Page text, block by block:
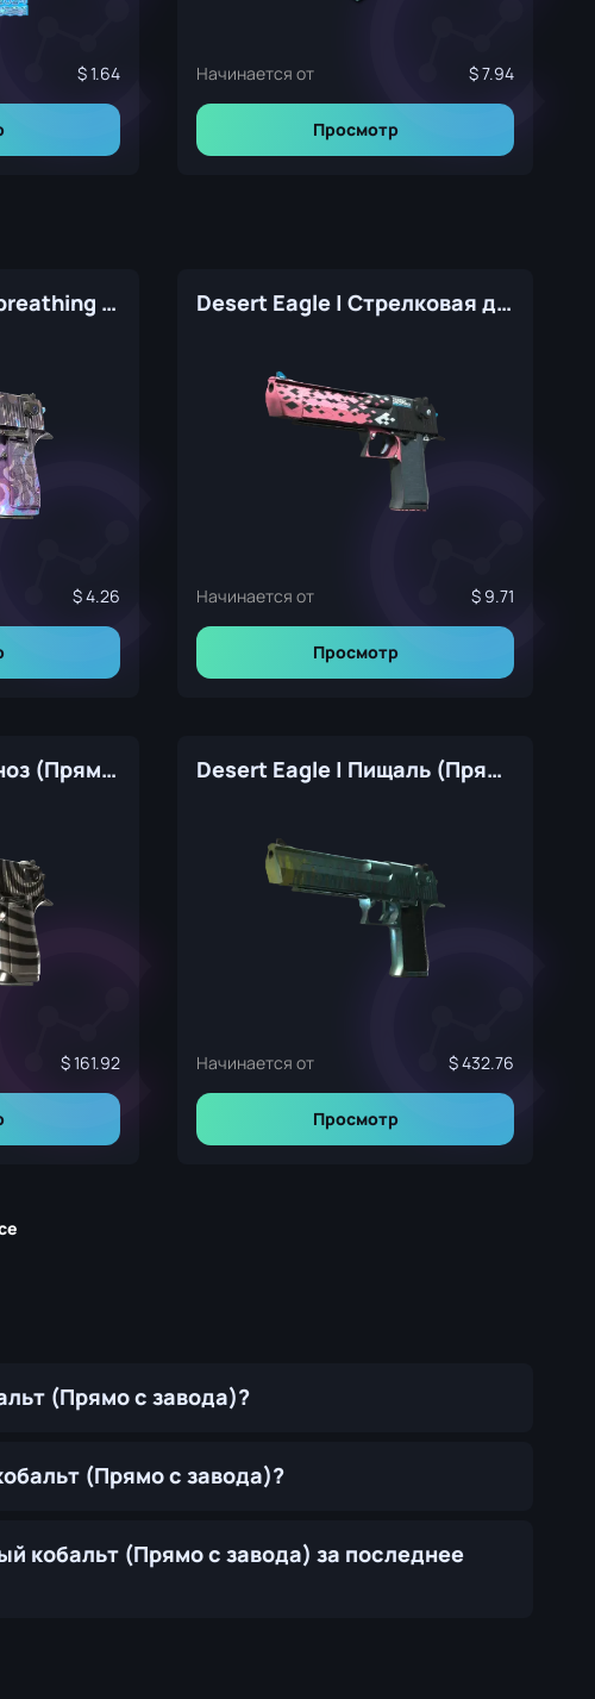
1.64 Начинается от 7.94
Просмотр
Desert Eagle | Firebreathing (Factory New)
4.26
Desert Eagle | Стрелковая дисциплина (Прямо с завода)
Начинается от 9.71
Просмотр
Desert Eagle | Гипноз (Прямо с завода)
161.92
Desert Eagle | Пищаль (Прямо с завода)
Начинается от 432.76
Просмотр
(Прямо с завода)?
(Прямо с завода)?
кобальт (Прямо с завода) за последнее